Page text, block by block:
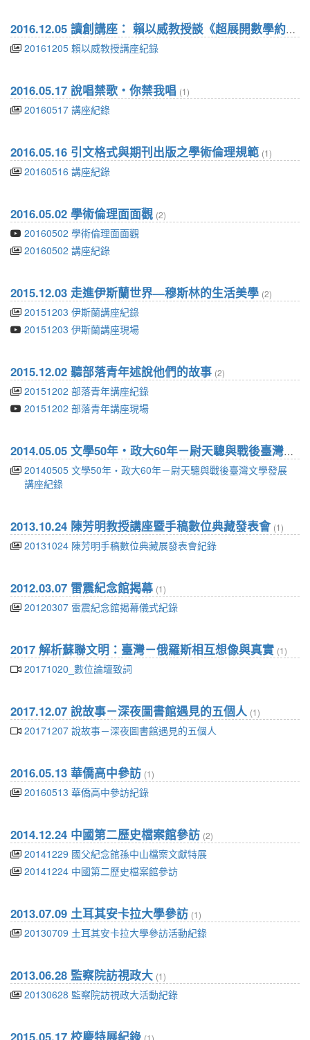
2016.12.05 讀創講座： 賴以威教授談《超展開數學約會》
20161205 賴以威教授講座紀錄
2016.05.17 說唱禁歌‧你禁我唱 (1)
20160517 講座紀錄
2016.05.16 引文格式與期刊出版之學術倫理規範 (1)
20160516 講座紀錄
2016.05.02 學術倫理面面觀 (2)
20160502 學術倫理面面觀
20160502 講座紀錄
2015.12.03 走進伊斯蘭世界—穆斯林的生活美學 (2)
20151203 伊斯蘭講座紀錄
20151203 伊斯蘭講座現場
2015.12.02 聽部落青年述說他們的故事 (2)
20151202 部落青年講座紀錄
20151202 部落青年講座現場
2014.05.05 文學50年‧政大60年－尉天驄與戰後臺灣文學發展
20140505 文學50年‧政大60年－尉天驄與戰後臺灣文學發展
講座紀錄
2013.10.24 陳芳明教授講座暨手稿數位典藏發表會 (1)
20131024 陳芳明手稿數位典藏展發表會紀錄
2012.03.07 雷震紀念館揭幕 (1)
20120307 雷震紀念館揭幕儀式紀錄
2017 解析蘇聯文明：臺灣－俄羅斯相互想像與真實 (1)
20171020_數位論壇致詞
2017.12.07 說故事－深夜圖書館遇見的五個人 (1)
20171207 說故事－深夜圖書館遇見的五個人
2016.05.13 華僑高中參訪 (1)
20160513 華僑高中參訪紀錄
2014.12.24 中國第二歷史檔案館參訪 (2)
20141229 國父紀念館孫中山檔案文獻特展
20141224 中國第二歷史檔案館參訪
2013.07.09 土耳其安卡拉大學參訪 (1)
20130709 土耳其安卡拉大學參訪活動紀錄
2013.06.28 監察院訪視政大 (1)
20130628 監察院訪視政大活動紀錄
2015.05.17 校慶特展紀錄 (1)